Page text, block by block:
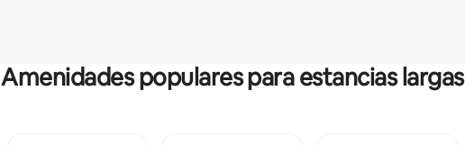
Amenidades populares para estancias largas